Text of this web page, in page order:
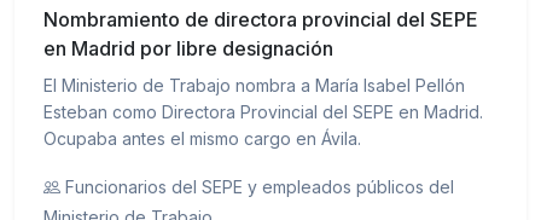
Nombramiento de directora provincial del SEPE
en Madrid por libre designación
El Ministerio de Trabajo nombra a María Isabel Pellón
Esteban como Directora Provincial del SEPE en Madrid.
Ocupaba antes el mismo cargo en Ávila.
Funcionarios del SEPE y empleados públicos del